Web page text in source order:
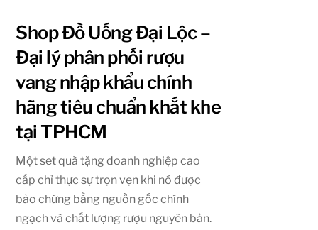
Shop Đồ Uống Đại Lộc –
Đại lý phân phối rượu
vang nhập khẩu chính
hãng tiêu chuẩn khắt khe
tại TPHCM
Một set quà tặng doanh nghiệp cao
cấp chỉ thực sự trọn vẹn khi nó được
bảo chứng bằng nguồn gốc chính
ngạch và chất lượng rượu nguyên bản.